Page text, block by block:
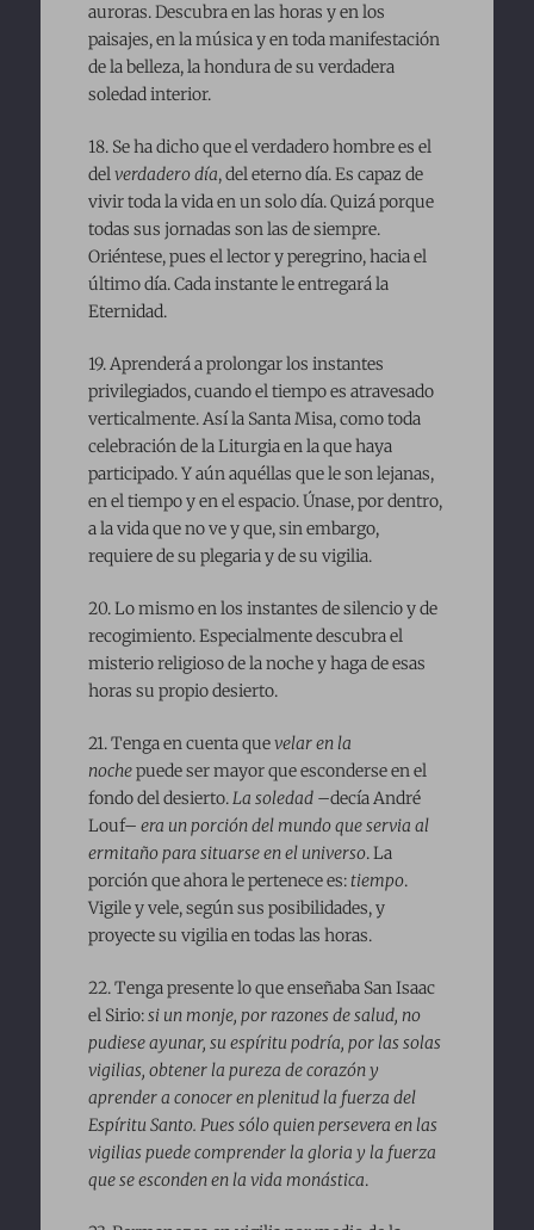
auroras. Descubra en las horas y en los
paisajes, en la música y en toda manifestación
de la belleza, la hondura de su verdadera
soledad interior.
18. Se ha dicho que el verdadero hombre es el
delverdadero día, del eterno día. Es capaz de
vivir toda la vida en un solo día. Quizá porque
todas sus jornadas son las de siempre.
Oriéntese, pues el lector y peregrino, hacia el
último día. Cada instante le entregará la
Eternidad.
19. Aprenderá a prolongar los instantes
privilegiados, cuando el tiempo es atravesado
verticalmente. Así la Santa Misa, como toda
celebración de la Liturgia en la que haya
participado. Y aún aquéllas que le son lejanas,
en el tiempo y en el espacio. Únase, por dentro,
a la vida que no ve y que, sin embargo,
requiere de su plegaria y de su vigilia.
20. Lo mismo en los instantes de silencio y de
recogimiento. Especialmente descubra el
misterio religioso de la noche y haga de esas
horas su propio desierto.
21. Tenga en cuenta quevelar en la
nochepuede ser mayor que esconderse en el
fondo del desierto.La soledad–decía André
Louf– era un porción del mundo que servia al
ermitaño para situarse en el universo. La
porción que ahora le pertenece es: tiempo.
Vigile y vele, según sus posibilidades, y
proyecte su vigilia en todas las horas.
22. Tenga presente lo que enseñaba San Isaac
el Sirio:si un monje, por razones de salud, no
pudiese ayunar, su espíritu podría, por las solas
vigilias, obtener la pureza de corazón y
aprender a conocer en plenitud la fuerza del
Espíritu Santo. Pues sólo quien persevera en las
vigilias puede comprender la gloria y la fuerza
que se esconden en la vida monástica.